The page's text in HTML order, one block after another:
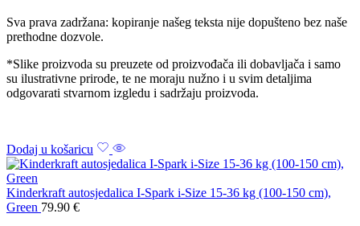
Sva prava zadržana: kopiranje našeg teksta nije dopušteno bez naše
prethodne dozvole.
*Slike proizvoda su preuzete od proizvođača ili dobavljača i samo
su ilustrativne prirode, te ne moraju nužno i u svim detaljima
odgovarati stvarnom izgledu i sadržaju proizvoda.
Dodaj u košaricu
Kinderkraft autosjedalica I-Spark i-Size 15-36 kg (100-150 cm),
Green 79.90 €